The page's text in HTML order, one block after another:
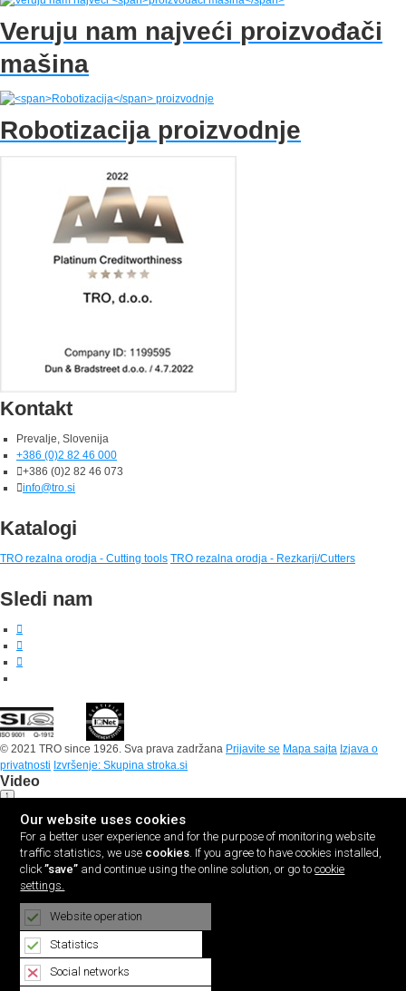
Veruju nam najveći proizvođači
mašina
Robotizacija proizvodnje
Kontakt
Prevalje, Slovenija
+386 (0)2 82 46 000
+386 (0)2 82 46 073
info@tro.si
Katalogi
TRO rezalna orodja - Cutting tools TRO rezalna orodja - Rezkarji/Cutters
Sledi nam
© 2021 TRO since 1926. Sva prava zadržana Prijavite se Mapa sajta Izjava o
privatnosti Izvršenje: Skupina stroka.si
Video
Our website uses cookies
For a better user experience and for the purpose of monitoring website
traffic statistics, we use cookies. If you agree to have cookies installed,
click”save” and continue using the online solution, or go tocookie
settings.
Website operation
Statistics
Social networks